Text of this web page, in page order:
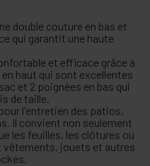
double couture en bas et
qui garantit une haute
et efficace grâce à
haut qui sont excellentes
et 2 poignées en bas qui
de taille.
l'entretien des patios,
Il convient non seulement
les feuilles, les clôtures ou
vêtements, jouets et autres